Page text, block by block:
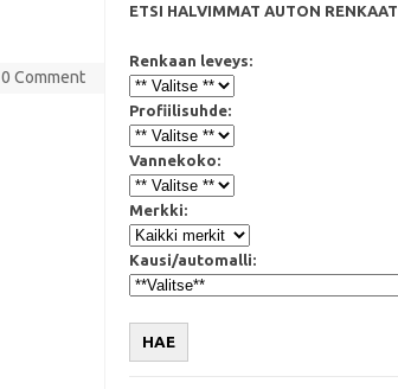
0 Comment
ETSI HALVIMMAT AUTON RENKAAT
Renkaan leveys:
Profiilisuhde:
Vannekoko:
Merkki:
Kausi/automalli:
HAE